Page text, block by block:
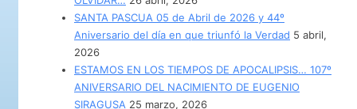
SANTA PASCUA 05 de Abril de 2026 y 44º
Aniversario del día en que triunfó la Verdad 5 abril,
2026
ESTAMOS EN LOS TIEMPOS DE APOCALIPSIS… 107º
ANIVERSARIO DEL NACIMIENTO DE EUGENIO
SIRAGUSA 25 marzo, 2026